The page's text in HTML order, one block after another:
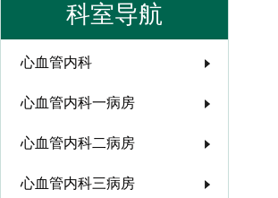
科室导航
心血管内科
心血管内科一病房
心血管内科二病房
心血管内科三病房